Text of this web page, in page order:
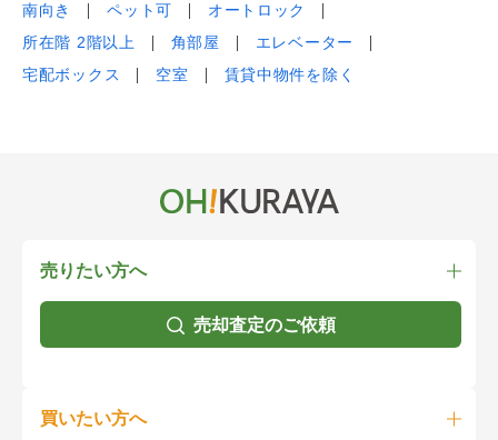
南向き ペット可
オートロック
所在階 2階以上
角部屋
エレベーター
宅配ボックス
空室 賃貸中物件を除く
売りたい方へ
売却査定のご依頼
買いたい方へ